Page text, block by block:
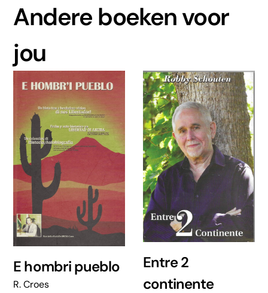
Andere boeken voor
jou
E hombri pueblo
R. Croes
Entre 2
continente